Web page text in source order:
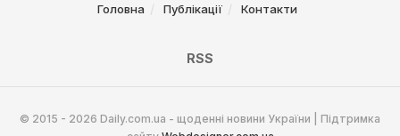
Головна Публікації Контакти
RSS
© 2015 - 2026 Daily.com.ua - щоденні новини України | Підтримка